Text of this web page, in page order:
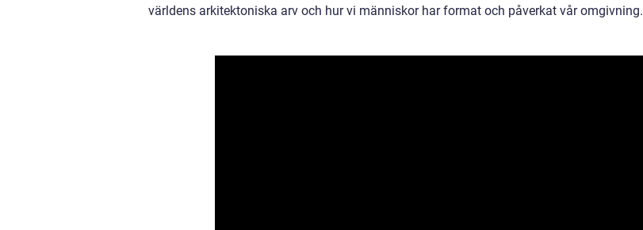
världens arkitektoniska arv och hur vi människor har format och påverkat vår omgivning.